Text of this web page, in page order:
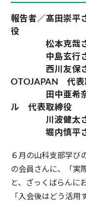
報告者／髙田崇
役
松本克哉さ
中島玄行さん
西川友保さ
OTOJAPAN 代表
田中亜希奈さ
ル 代表取締役
川波健太さん
堀内慎平さ
６月の山科支部学び
の会員さんに、「実
と、ざっくばらんに
「入会後はどう活用